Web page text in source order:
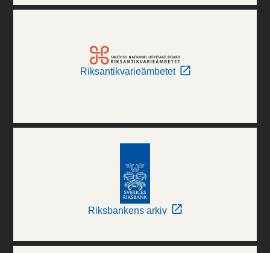
Riksantikvarieämbetet
Riksbankens arkiv